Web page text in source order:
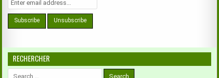
RECHERCHER
Search